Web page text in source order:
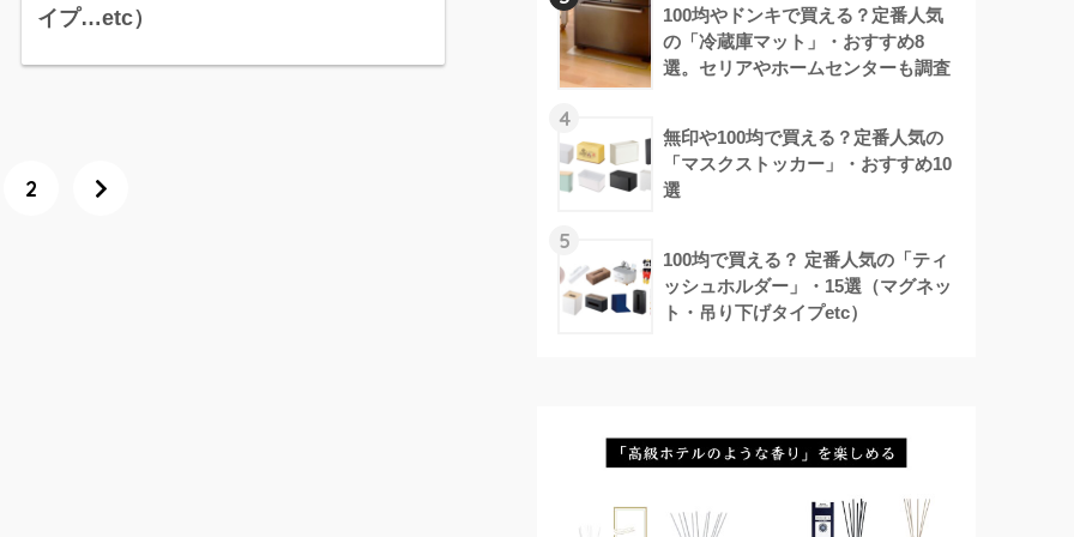
イプ…etc）
2
100均やドンキで買える？定番人気
の「冷蔵庫マット」・おすすめ8
選。セリアやホームセンターも調査
4
無印や100均で買える？定番人気の
「マスクストッカー」・おすすめ10
選
5
100均で買える？ 定番人気の「ティ
ッシュホルダー」・15選（マグネッ
ト・吊り下げタイプetc）